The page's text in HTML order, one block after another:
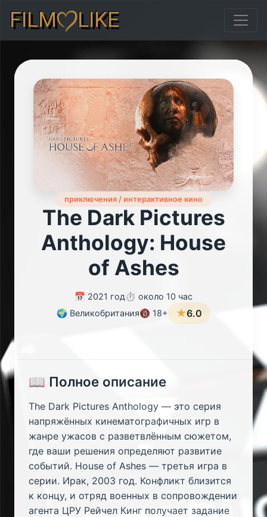
FILM LIKE
приключения / интерактивное кино
The Dark Pictures
Anthology: House
of Ashes
📅 2021 год⏱️ около 10 час
🌍 Великобритания🔞 18+ ★6.0
📖 Полное описание
The Dark Pictures Anthology — это серия
напряжённых кинематографичных игр в
жанре ужасов с разветвлённым сюжетом,
где ваши решения определяют развитие
событий. House of Ashes — третья игра в
серии. Ирак, 2003 год. Конфликт близится
к концу, и отряд военных в сопровождении
агента ЦРУ Рейчел Кинг получает задание